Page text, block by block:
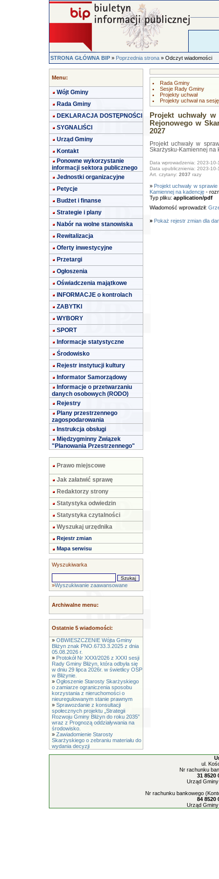
STRONA GŁÓWNA BIP»Poprzednia strona» Odczyt wiadomości
Menu:
Wójt Gminy
Rada Gminy
DEKLARACJA DOSTĘPNOŚCI
SYGNALIŚCI
Urząd Gminy
Kontakt
Ponowne wykorzystanie
informacji sektora publicznego
Jednostki organizacyjne
Petycje
Budżet i finanse
Strategie i plany
Nabór na wolne stanowiska
Rewitalizacja
Oferty inwestycyjne
Przetargi
Ogłoszenia
Oświadczenia majątkowe
INFORMACJE o kontrolach
ZABYTKI
WYBORY
SPORT
Informacje statystyczne
Środowisko
Rejestr instytucji kultury
Informator Samorządowy
Informacje o przetwarzaniu
danych osobowych (RODO)
Rejestry
Plany przestrzennego
zagospodarowania
Instrukcja obsługi
Międzygminny Związek
"Planowania Przestrzennego"
Prawo miejscowe
Jak załatwić sprawę
Redaktorzy strony
Statystyka odwiedzin
Statystyka czytalności
Wyszukaj urzędnika
Rejestr zmian
Mapa serwisu
Wyszukiwarka
»Wyszukiwanie zaawansowane
Archiwalne menu:
Ostatnie 5 wiadomości:
» OBWIESZCZENIE Wójta Gminy
Bliżyn znak PNO.6733.3.2025 z dnia
05.08.2026 r.
» Protokół Nr XXXI/2026 z XXXI sesji
Rady Gminy Bliżyn, która odbyła się
w dniu 29 lipca 2026r. w świetlicy OSP
w Bliżynie.
» Ogłoszenie Starosty Skarżyskiego
o zamiarze ograniczenia sposobu
korzystania z nieruchomości o
nieuregulowanym stanie prawnym
» Sprawozdanie z konsultacji
społecznych projektu „Strategii
Rozwoju Gminy Bliżyn do roku 2035”
wraz z Prognozą oddziaływania na
środowisko.
» Zawiadomienie Starosty
Skarżyskiego o zebraniu materiału do
wydania decyzji
Rada Gminy
Sesje Rady Gminy
Projekty uchwał
Projekty uchwał na
Projekt uchwały
Rejonowego w
2027
Projekt uchwały w
Skarżysku-Kamiennej na
Data wprowadzenia: 2023-10-
Data upublicznienia: 2023-10-
Art. czytany: 2037 razy
» Projekt uchwały w
Kamiennej na kadencję -
Typ pliku: application/pdf
Wiadomość wprowadził:
» Pokaż rejestr zmian dla
ul.
Nr rachunku
31 8520
Urząd
Nr rachunku bankowego
84 8520
Urząd